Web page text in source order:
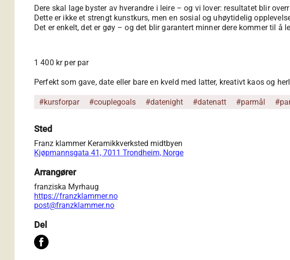
Dere skal lage byster av hverandre i leire – og vi lover: resultatet blir
Dette er ikke et strengt kunstkurs, men en sosial og uhøytidelig
Det er enkelt, det er gøy – og det blir garantert minner dere kommer til å
1 400 kr per par
Perfekt som gave, date eller bare en kveld med latter, kreativt kaos og
#kursforpar #couplegoals #datenight #datenatt #parmål
Sted
Franz klammer Keramikkverksted midtbyen
Kjøpmannsgata 41, 7011 Trondheim, Norge
Arrangører
franziska Myrhaug
https://franzklammer.no
post@franzklammer.no
Del